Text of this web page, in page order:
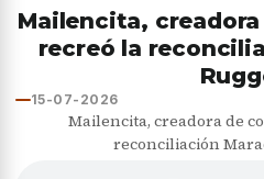
Mailencita,
recreó la
15-07-2026
Mailencita, creadora de
reconciliación